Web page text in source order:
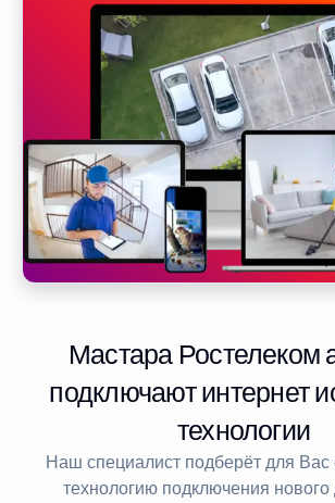
Мастара Ростелеком
подключают интернет
технологии
Наш специалист подберёт для
технологию подключения